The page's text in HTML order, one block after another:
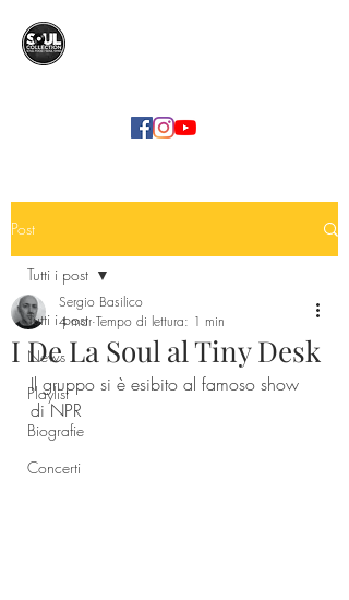
Post
Tutti i post
News
Playlist
Biografie
Concerti
Tutti i post
I De La Soul al Tiny Desk
Sergio Basilico
4 mar Tempo di lettura: 1 min
Il gruppo si è esibito al famoso show
di NPR